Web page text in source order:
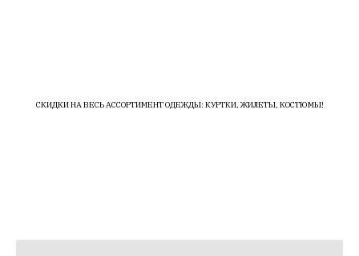
СКИДКИ НА ВЕСЬ АССОРТИМЕНТ ОДЕЖДЫ: КУРТКИ, ЖИЛЕТЫ, КОСТЮМЫ!